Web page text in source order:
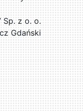
Sp. z o. o.
Gdański